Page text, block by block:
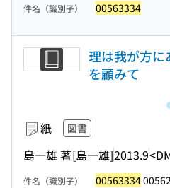
件名（識別子） 00563334
理は我が方に
を顧みて
紙 図書
島一雄 著[島一雄]2013.9
件名（識別子） 00563334